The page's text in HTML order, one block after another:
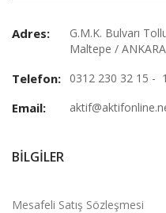
Adres:
G.M.K. Bulvarı
Maltepe / ANKARA
Telefon: 0312 230 32 15 -
Email:
BILGILER
Mesafeli Satış Sözleşmesi